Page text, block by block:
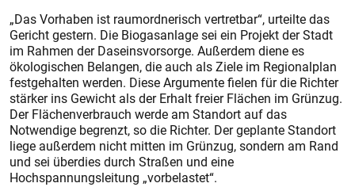
„Das Vorhaben ist raumordne­risch vertretbar“, urteilte das
Gericht gestern. Die Biogasanlage sei ein Projekt der Stadt
im Rahmen der Daseinsvorsorge. Außerdem diene es
ökologischen Belangen, die auch als Ziele im Regionalplan
festgehalten werden. Diese Argumente fielen für die Richter
stärker ins Gewicht als der Erhalt freier Flächen im Grünzug.
Der Flächenverbrauch werde am Standort auf das
Notwendige begrenzt, so die Richter. Der geplante Standort
liege außerdem nicht mitten im Grünzug, sondern am Rand
und sei überdies durch Straßen und eine
Hochspannungsleitung „vorbelastet“.